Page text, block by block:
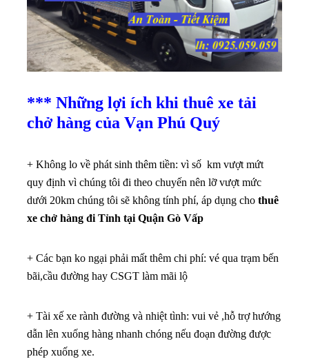
*** Những lợi ích khi thuê xe tải
chở hàng của Vạn Phú Quý
+ Không lo về phát sinh thêm tiền: vì số km vượt mứt
quy định vì chúng tôi đi theo chuyến nên lỡ vượt mức
dưới 20km chúng tôi sẽ không tính phí, áp dụng cho thuê
xe chở hàng đi Tỉnh tại Quận Gò Vấp
+ Các bạn ko ngại phải mất thêm chi phí: vé qua trạm bến
bãi,cầu đường hay CSGT làm mãi lộ
+ Tài xế xe rành đường và nhiệt tình: vui vẻ ,hỗ trợ hướng
dẫn lên xuống hàng nhanh chóng nếu đoạn đường được
phép xuống xe.